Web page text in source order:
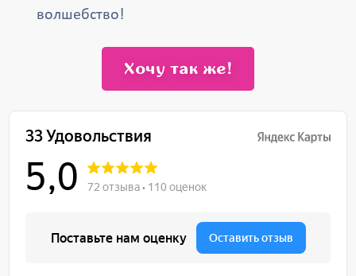
волшебство!
Хочу так же!